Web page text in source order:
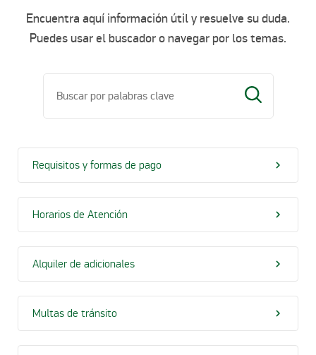
Encuentra aquí información útil y resuelve su duda.
Puedes usar el buscador o navegar por los temas.
Requisitos y formas de pago
Horarios de Atención
Alquiler de adicionales
Multas de tránsito